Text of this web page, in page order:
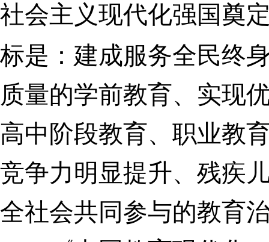
社会主义现代化强国奠
标是：建成服务全民终
质量的学前教育、实现
高中阶段教育、职业教
竞争力明显提升、 残疾
全社会共同参与的教育